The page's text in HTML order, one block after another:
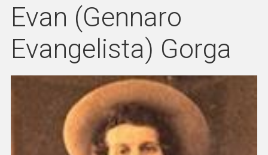
Evan (Gennaro
Evangelista) Gorga